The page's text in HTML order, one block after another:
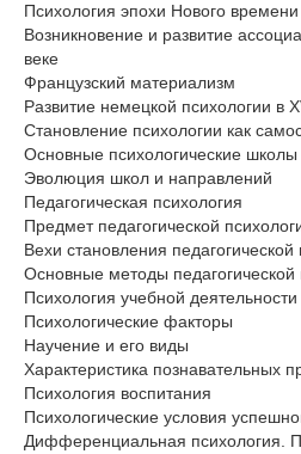
Психология эпохи Нового времени
Возникновение и развитие
веке
Французский материализм
Развитие немецкой психологии в
Становление психологии как
Основные психологические школы
Эволюция школ и направлений
Педагогическая психология
Предмет педагогической
Вехи становления педагогической
Основные методы педагогической
Психология учебной деятельности
Психологические факторы
Научение и его виды
Характеристика познавательных
Психология воспитания
Психологические условия
Дифференциальная психология.